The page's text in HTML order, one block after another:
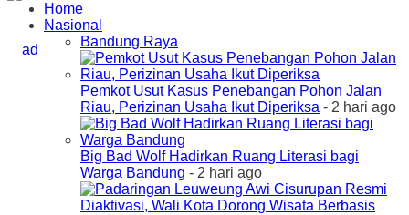
Home
Nasional
Bandung Raya
Pemkot Usut Kasus Penebangan Pohon Jalan
Riau, Perizinan Usaha Ikut Diperiksa - 2 hari ago
Big Bad Wolf Hadirkan Ruang Literasi bagi
Warga Bandung - 2 hari ago